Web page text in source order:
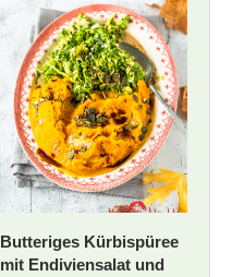
Butteriges Kürbispüree
mit Endiviensalat und